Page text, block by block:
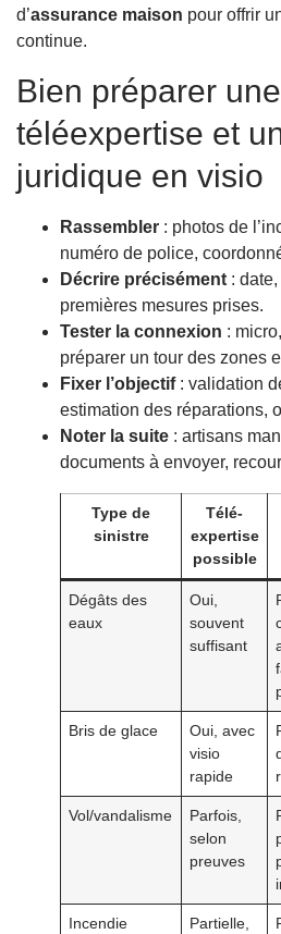
d’assurance maison pour offrir
continue.
Bien préparer une
téléexpertise et
juridique en visio
Rassembler : photos de
numéro de police,
Décrire précisément :
premières mesures prises.
Tester la connexion :
préparer un tour des zones
Fixer l’objectif: validation
estimation des réparations,
Noter la suite : artisans
documents à envoyer,
Type de
sinistre
Télé-
expertise
possible
Dégâts des
eaux
Oui,
souvent
suffisant
Bris de glace
Oui, avec
visio
rapide
Vol/vandalisme
Parfois,
selon
preuves
Incendie
Partielle,